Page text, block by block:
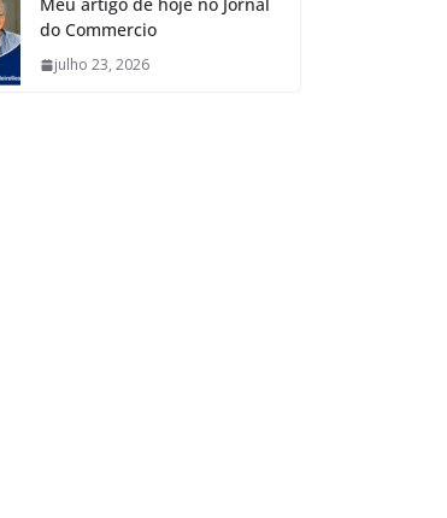
Meu artigo de hoje no Jornal
do Commercio
julho 23, 2026